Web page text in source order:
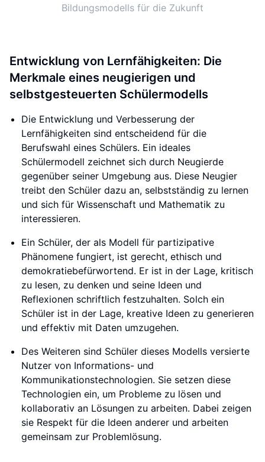
Bildungsmodells für die Zukunft
Entwicklung von Lernfähigkeiten: Die
Merkmale eines neugierigen und
selbstgesteuerten Schülermodells
Die Entwicklung und Verbesserung der
Lernfähigkeiten sind entscheidend für die
Berufswahl eines Schülers. Ein ideales
Schülermodell zeichnet sich durch Neugierde
gegenüber seiner Umgebung aus. Diese Neugier
treibt den Schüler dazu an, selbstständig zu lernen
und sich für Wissenschaft und Mathematik zu
interessieren.
Ein Schüler, der als Modell für partizipative
Phänomene fungiert, ist gerecht, ethisch und
demokratiebefürwortend. Er ist in der Lage, kritisch
zu lesen, zu denken und seine Ideen und
Reflexionen schriftlich festzuhalten. Solch ein
Schüler ist in der Lage, kreative Ideen zu generieren
und effektiv mit Daten umzugehen.
Des Weiteren sind Schüler dieses Modells versierte
Nutzer von Informations- und
Kommunikationstechnologien. Sie setzen diese
Technologien ein, um Probleme zu lösen und
kollaborativ an Lösungen zu arbeiten. Dabei zeigen
sie Respekt für die Ideen anderer und arbeiten
gemeinsam zur Problemlösung.